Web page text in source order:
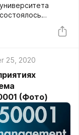
удостоенных
25, 2020
(Фото)